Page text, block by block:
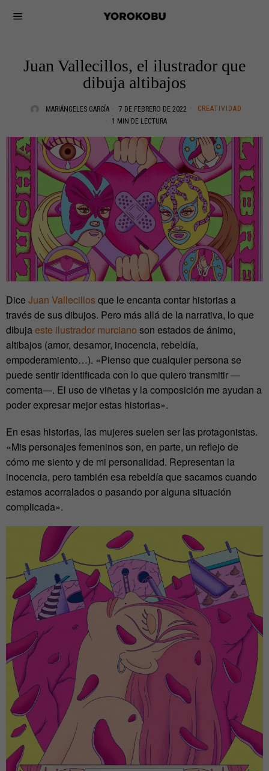
Juan Vallecillos, el ilustrador que
dibuja altibajos
MARIÁNGELES GARCÍA 7 DE FEBRERO DE 2022
CREATIVIDAD
1 MIN DE LECTURA
Dice Juan Vallecillosque le encanta contar historias a
través de sus dibujos. Pero más allá de la narrativa, lo que
dibujaeste ilustrador murciano son estados de ánimo,
altibajos (amor, desamor, inocencia, rebeldía,
empoderamiento…). «Pienso que cualquier persona se
puede sentir identificada con lo que quiero transmitir —
comenta—. El uso de viñetas y la composición me ayudan a
poder expresar mejor estas historias».
En esas historias, las mujeres suelen ser las protagonistas.
«Mis personajes femeninos son, en parte, un reflejo de
cómo me siento y de mi personalidad. Representan la
inocencia, pero también esa rebeldía que sacamos cuando
estamos acorralados o pasando por alguna situación
complicada».